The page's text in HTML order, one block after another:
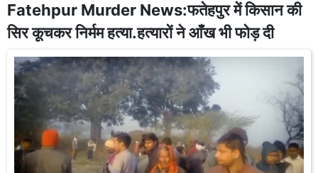
Fatehpur Murder News:फतेहपुर में किसान की
सिर कूचकर निर्मम हत्या.हत्यारों ने आँख भी फोड़ दी